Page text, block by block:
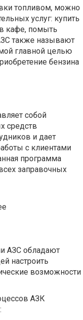
топливом, можно
услуг: купить
кафе, помыть
также называют
главной целью
бензина
собой
средств
и дает
с клиентами
программа
заправочных
АЗС обладают
настроить
возможности
АЗК